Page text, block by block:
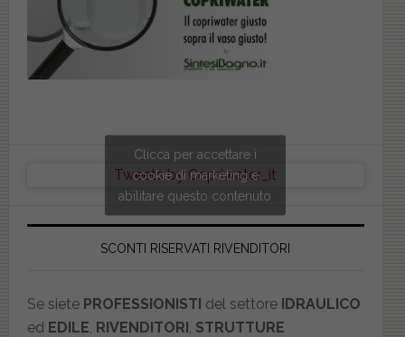
Tweets by Copriwater_it
Clicca per accettare i
cookie di marketing e
abilitare questo contenuto
SCONTI RISERVATI RIVENDITORI
Se siete PROFESSIONISTI del settore IDRAULICO
ed EDILE RIVENDITORI STRUTTURE